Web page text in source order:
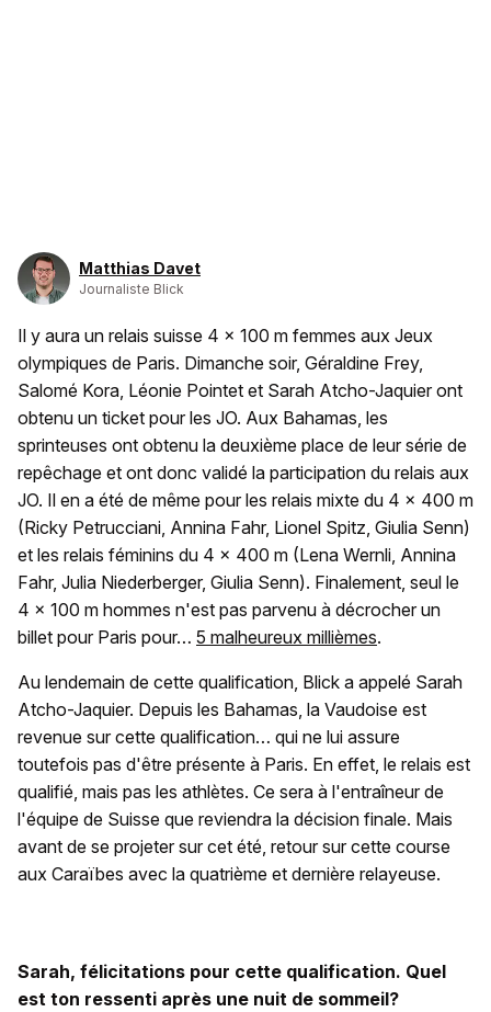
Matthias Davet
Journaliste Blick
Il y aura un relais suisse 4 x 100 m femmes aux Jeux
olympiques de Paris. Dimanche soir, Géraldine Frey,
Salomé Kora, Léonie Pointet et Sarah Atcho-Jaquier ont
obtenu un ticket pour les JO. Aux Bahamas, les
sprinteuses ont obtenu la deuxième place de leur série de
repêchage et ont donc validé la participation du relais aux
JO. Il en a été de même pour les relais mixte du 4 x 400 m
(Ricky Petrucciani, Annina Fahr, Lionel Spitz, Giulia Senn)
et les relais féminins du 4 x 400 m (Lena Wernli, Annina
Fahr, Julia Niederberger, Giulia Senn). Finalement, seul le
4 x 100 m hommes n'est pas parvenu à décrocher un
billet pour Paris pour… 5 malheureux millièmes.
Au lendemain de cette qualification, Blick a appelé Sarah
Atcho-Jaquier. Depuis les Bahamas, la Vaudoise est
revenue sur cette qualification… qui ne lui assure
toutefois pas d'être présente à Paris. En effet, le relais est
qualifié, mais pas les athlètes. Ce sera à l'entraîneur de
l'équipe de Suisse que reviendra la décision finale. Mais
avant de se projeter sur cet été, retour sur cette course
aux Caraïbes avec la quatrième et dernière relayeuse.
Sarah, félicitations pour cette qualification. Quel
est ton ressenti après une nuit de sommeil?